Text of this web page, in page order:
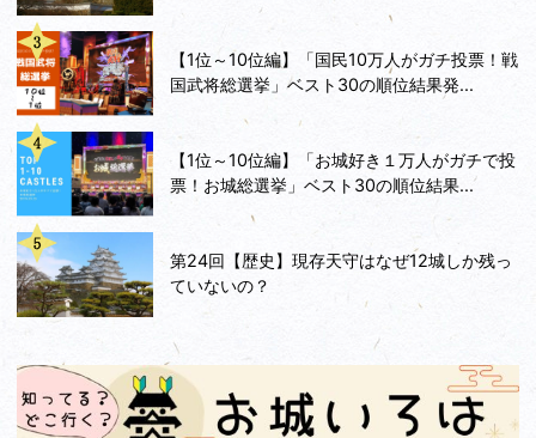
【1位～10位編】「国民10万人がガチ投票！戦
国武将総選挙」ベスト30の順位結果発...
【1位～10位編】「お城好き１万人がガチで投
票！お城総選挙」ベスト30の順位結果...
第24回【歴史】現存天守はなぜ12城しか残っ
ていないの？